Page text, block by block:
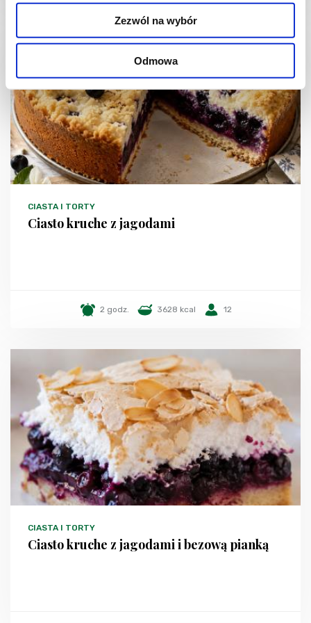
Zezwól na wybór
Odmowa
CIASTA I TORTY
Ciasto kruche z jagodami
2 godz. 3628 kcal 12
CIASTA I TORTY
Ciasto kruche z jagodami i bezową pianką